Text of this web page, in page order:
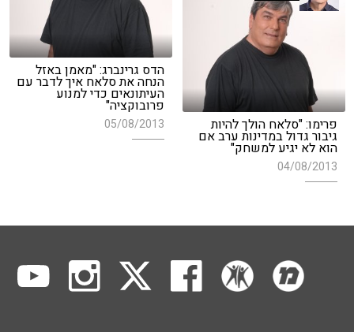
הדס גרינברג: "מאמן באזל
הנחה את סלאח איך לדבר עם
העיתונאים כדי למנוע
פרובוקציה"
05/08/2013 פרימו: "סלאח הולך להיות
גיבור גדול במדינות ערב אם
הוא לא יגיע למשחק"
04/08/2013